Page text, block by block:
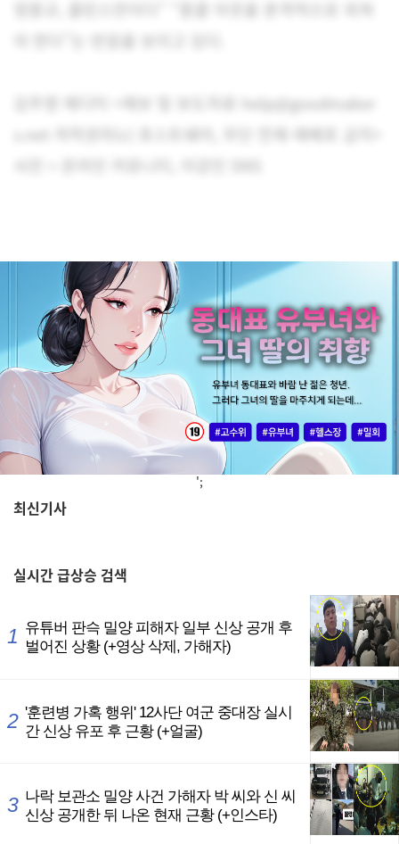
김주영 에디터 <제보 및 보도자료 help@goodmaker
s.net 저작권자(c) 포스트쉐어, 무단 전재-재배포 금지>
';
최신기사
실시간급상승 검색